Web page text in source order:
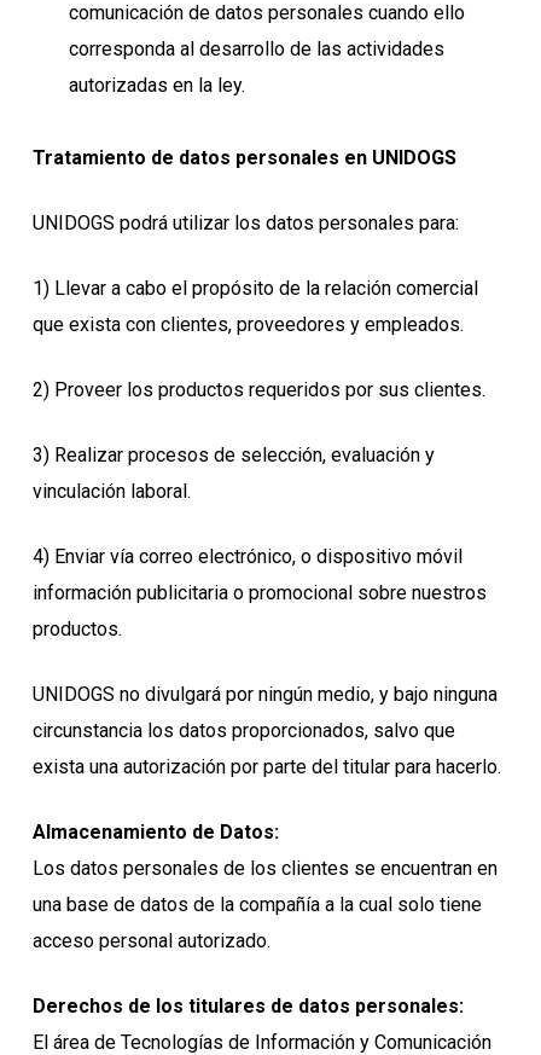
comunicación de datos personales cuando ello
corresponda al desarrollo de las actividades
autorizadas en la ley.
Tratamiento de datos personales en UNIDOGS
UNIDOGS podrá utilizar los datos personales para:
1) Llevar a cabo el propósito de la relación comercial
que exista con clientes, proveedores y empleados.
2) Proveer los productos requeridos por sus clientes.
3) Realizar procesos de selección, evaluación y
vinculación laboral.
4) Enviar vía correo electrónico, o dispositivo móvil
información publicitaria o promocional sobre nuestros
productos.
UNIDOGS no divulgará por ningún medio, y bajo ninguna
circunstancia los datos proporcionados, salvo que
exista una autorización por parte del titular para hacerlo.
Almacenamiento de Datos:
Los datos personales de los clientes se encuentran en
una base de datos de la compañía a la cual solo tiene
acceso personal autorizado.
Derechos de los titulares de datos personales:
El área de Tecnologías de Información y Comunicación